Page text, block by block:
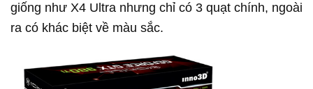
giống như X4 Ultra nhưng chỉ có 3 quạt chính, ngoài
ra có khác biệt về màu sắc.